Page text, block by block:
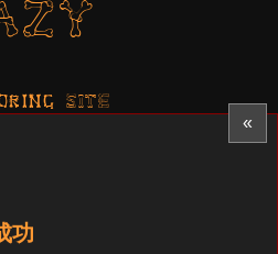
SITE
«
功